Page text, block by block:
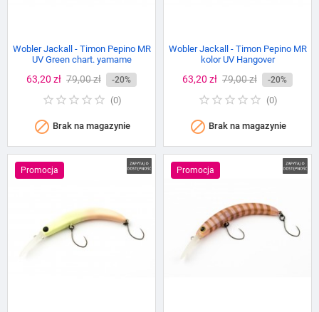
Wobler Jackall - Timon Pepino MR
UV Green chart. yamame
Cena
63,20 zł Cena
podstawowa
79,00 zł -20%
(0)
 Brak na magazynie
Wobler Jackall - Timon Pepino MR
kolor UV Hangover
Cena
63,20 zł Cena
podstawowa
79,00 zł -20%
(0)
 Brak na magazynie
Promocja Promocja